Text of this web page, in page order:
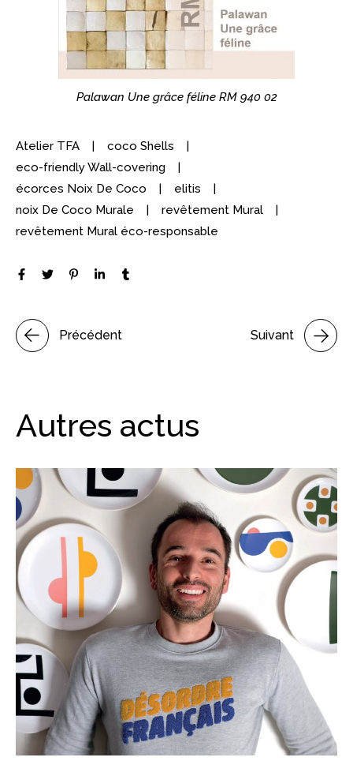
Palawan Une grâce féline RM 940 02
Atelier TFA
coco Shells
eco-friendly Wall-covering
écorces Noix De Coco
elitis
noix De Coco Murale
revêtement Mural
revêtement Mural éco-responsable
Précédent Suivant
Autres actus